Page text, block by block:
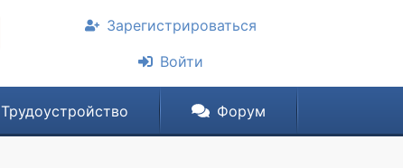
Зарегистрироваться
Войти
Трудоустройство Форум